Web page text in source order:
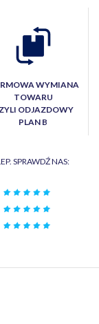
WYMIANA
TOWARU
ODJAZDOWY
PLAN B
SPRAWDŹ NAS: